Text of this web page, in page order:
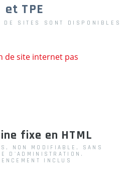
et TPE
DE SITES SONT DISPONIBLES
fixe en HTML
NON MODIFIABLE, SANS
D'ADMINISTRATION.
INCLUS